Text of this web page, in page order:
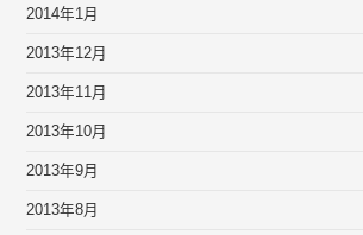
2014年1月
2013年12月
2013年11月
2013年10月
2013年9月
2013年8月